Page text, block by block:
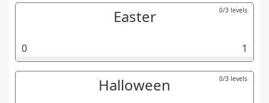
Easter 0/3 levels
0 1
Halloween 0/3 levels